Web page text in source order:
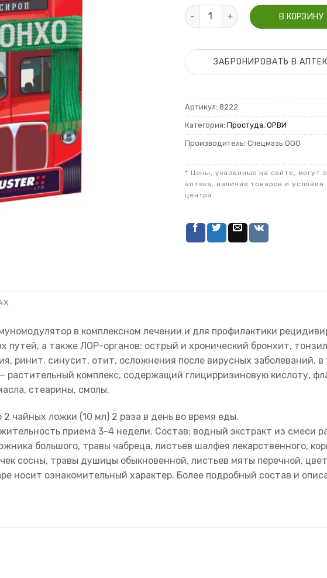
Количество Шуструм Бронхо -
В КОРЗИНУ
ЗАБРОНИРОВАТЬ В
Артикул: 8222
Категория: Простуда, ОРВИ
Производитель: Спецмазь ООО
* Цены, указанные на сайте, могут
аптека, наличие товаров и
центра.
в комплексном лечении и для профилактики
путей, а также ЛОР-органов: острый и хронический бронхит,
ринит, синусит, отит, осложнения после вирусных заболеваний, в
комплекс, содержащий глицирризиновую кислоту,
стеарины, смолы.
чайных ложки (10 мл) 2 раза в день во время еды.
приема 3-4 недели. Состав: водный экстракт из смеси
большого, травы чабреца, листьев шалфея лекарственного,
сосны, травы душицы обыкновенной, листьев мяты перечной,
носит ознакомительный характер. Более подробный состав и